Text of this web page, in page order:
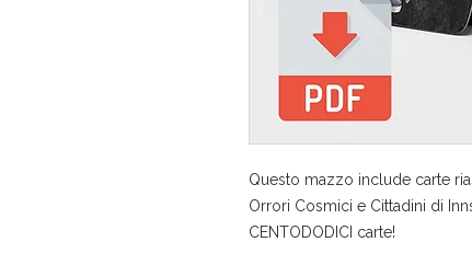
Questo mazzo include carte
Orrori Cosmici e Cittadini di
CENTODODICI carte!